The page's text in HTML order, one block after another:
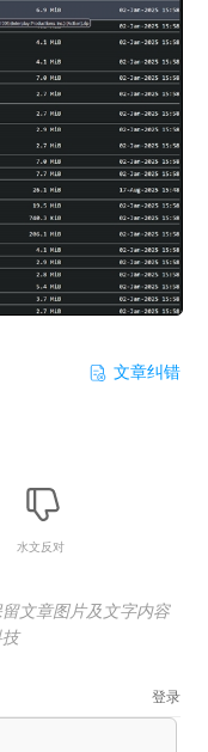
文章纠错
水文反对
文章图片及文字内容
登录